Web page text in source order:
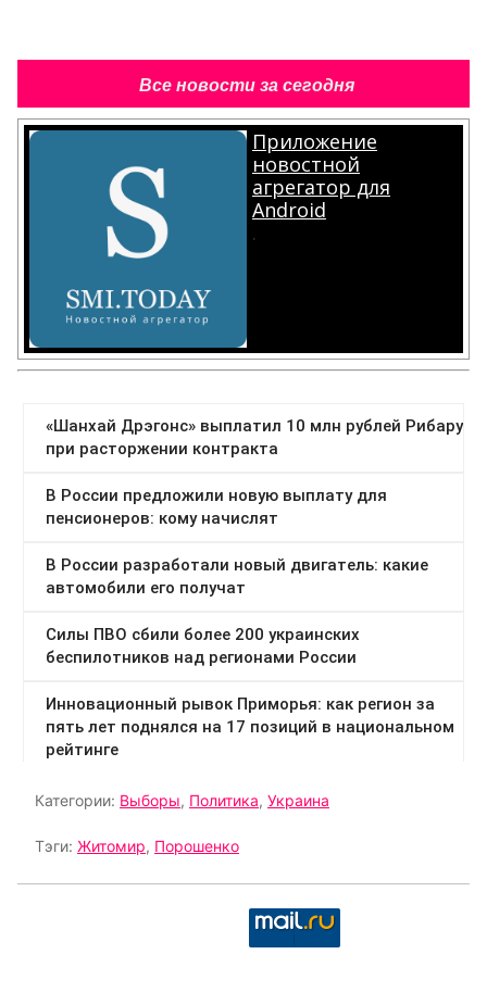
Все новости за сегодня
Приложение
новостной
агрегатор для
Android
.
Категории: Выборы, Политика, Украина
Тэги: Житомир, Порошенко